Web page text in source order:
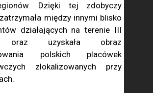
Dzięki tej zdobyczy
między innymi blisko
działających na terenie III
oraz uzyskała obraz
polskich placówek
zlokalizowanych przy